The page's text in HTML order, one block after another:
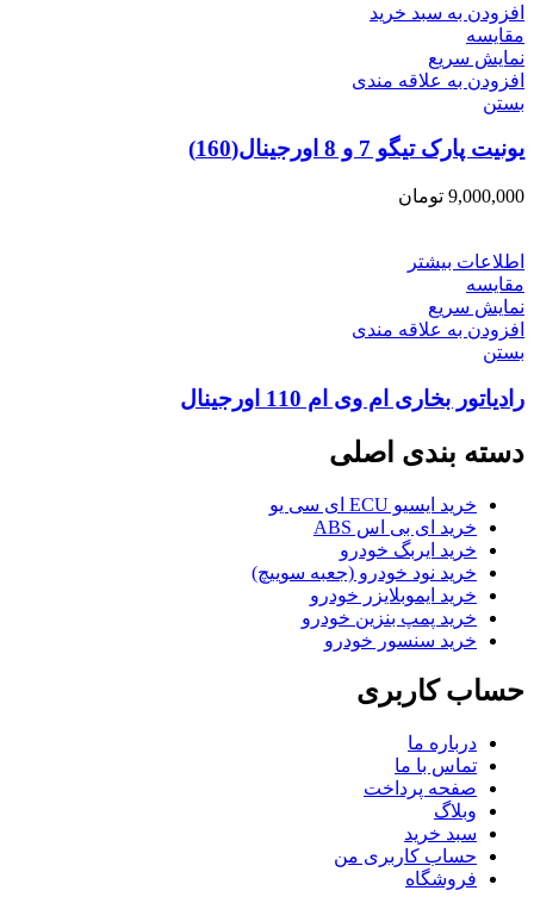
افزودن به سبد خرید
مقایسه
نمایش سریع
افزودن به علاقه مندی
بستن
یونیت پارک تیگو 7 و 8 اورجینال(160)
9,000,000 تومان
اطلاعات بیشتر
مقایسه
نمایش سریع
افزودن به علاقه مندی
بستن
رادیاتور بخاری ام وی ام 110 اورجینال
دسته بندی اصلی
خرید ایسیو ECU ای سی یو
خرید ای بی اس ABS
خرید ایربگ خودرو
خرید نود خودرو (جعبه سوییچ)
خرید ایموبلایزر خودرو
خرید پمپ بنزین خودرو
خرید سنسور خودرو
حساب کاربری
درباره ما
تماس با ما
صفحه پرداخت
وبلاگ
سبد خرید
حساب کاربری من
فروشگاه